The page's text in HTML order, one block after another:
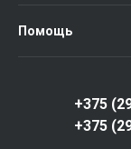
Помощь
+375
+375